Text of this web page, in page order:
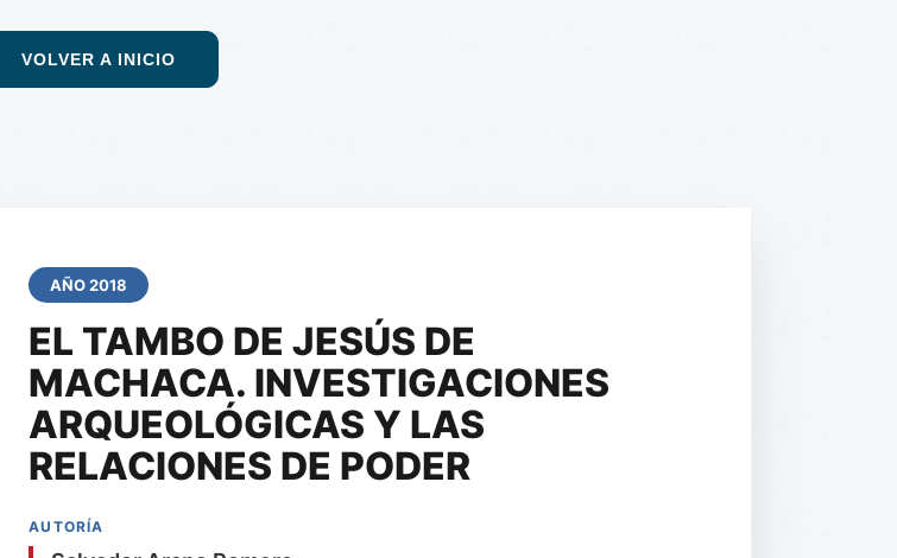
VOLVER A INICIO
AÑO 2018
EL TAMBO DE JESÚS DE
MACHACA. INVESTIGACIONES
ARQUEOLÓGICAS Y LAS
RELACIONES DE PODER
AUTORÍA